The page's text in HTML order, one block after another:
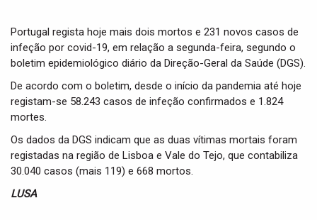
t
o
Portugal regista hoje mais dois mortos e 231 novos casos de
infeção por covid-19, em relação a segunda-feira, segundo o
boletim epidemiológico diário da Direção-Geral da Saúde (DGS).
De acordo com o boletim, desde o início da pandemia até hoje
registam-se 58.243 casos de infeção confirmados e 1.824
mortes.
Os dados da DGS indicam que as duas vítimas mortais foram
registadas na região de Lisboa e Vale do Tejo, que contabiliza
30.040 casos (mais 119) e 668 mortos.
LUSA